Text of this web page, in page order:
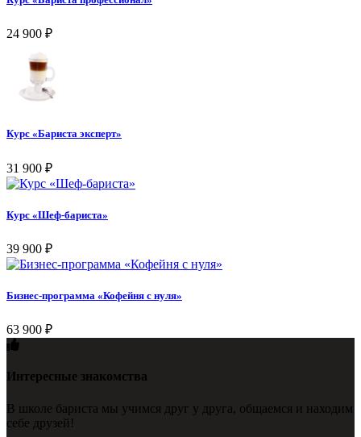
24 900 ₽
Курс «Бариста эксперт»
31 900 ₽
Курс «Шеф-бариста»
39 900 ₽
Бизнес-программа «Кофейня с нуля»
63 900 ₽
Интересные знакомства
В школе бариста мы учимся друг у друга, общаемся и находим
себе друзей!